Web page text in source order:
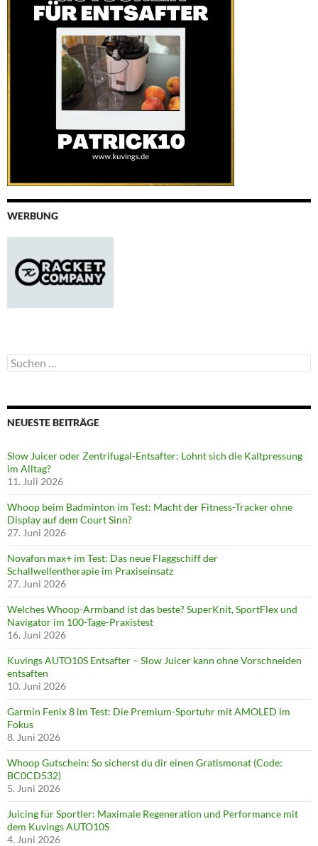
WERBUNG
Suchen
nach:
NEUESTE BEITRÄGE
Slow Juicer oder Zentrifugal-Entsafter: Lohnt sich die Kaltpressung
im Alltag?
11. Juli 2026
Whoop beim Badminton im Test: Macht der Fitness-Tracker ohne
Display auf dem Court Sinn?
27. Juni 2026
Novafon max+ im Test: Das neue Flaggschiff der
Schallwellentherapie im Praxiseinsatz
27. Juni 2026
Welches Whoop-Armband ist das beste? SuperKnit, SportFlex und
Navigator im 100-Tage-Praxistest
16. Juni 2026
Kuvings AUTO10S Entsafter – Slow Juicer kann ohne Vorschneiden
entsaften
10. Juni 2026
Garmin Fenix 8 im Test: Die Premium-Sportuhr mit AMOLED im
Fokus
8. Juni 2026
Whoop Gutschein: So sicherst du dir einen Gratismonat (Code:
BC0CD532)
5. Juni 2026
Juicing für Sportler: Maximale Regeneration und Performance mit
dem Kuvings AUTO10S
4. Juni 2026